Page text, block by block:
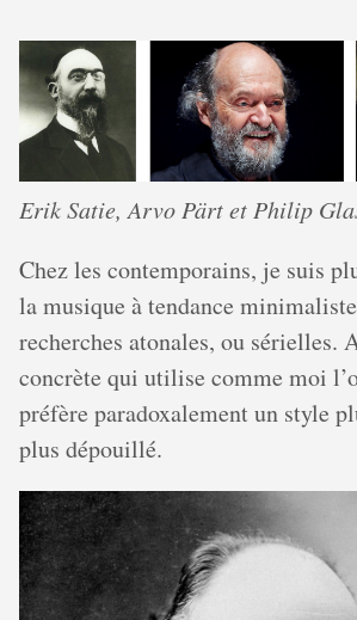
Erik Satie, Arvo Pärt et Philip
Chez les contemporains, je suis
la musique à tendance
recherches atonales, ou sérielles.
concrète qui utilise comme moi
préfère paradoxalement un style
plus dépouillé.